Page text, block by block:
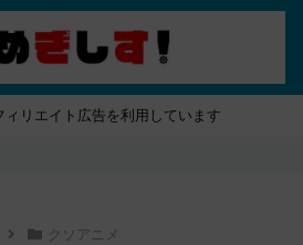
ィリエイト広告を利用しています
クソアニメ